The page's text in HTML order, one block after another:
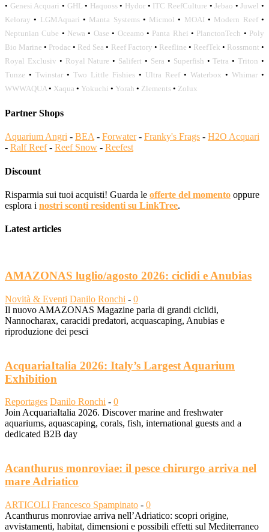
• Genesi Acquari • GHL • Haquoss• Hydor • ITC ReefCulture •Jebao •Juwel •
Keloray • LGMAquari • Manta Systems• Micmol • MOAI • Modern Reef•
Neptunian Cube • Newa • Oase • Oceamo • Panta Rhei • PlanctonTech • Poly
Bio Marine • Prodac • Red Sea • Reef Factory • Reefline • ReefTek • Rossmont •
Royal Exclusiv • Royal Nature • Salifert • Sera • Superfish •Tetra •Triton •
Tunze • Twinstar • Two Little Fishies • Ultra Reef • Waterbox • Whimar •
WWWAQUA • Xaqua • Yokuchi • Yorah • Zlements • Zolux
Partner Shops
Aquarium Angri - BEA- Forwater- Franky's Frags - H2O Acquari
- Ralf Reef- Reef Snow - Reefest
Discount
Risparmia sui tuoi acquisti! Guarda le offerte del momento oppure
esplora i nostri sconti residenti su LinkTree.
Latest articles
AMAZONAS luglio/agosto 2026: ciclidi e Anubias
Novità & Eventi Danilo Ronchi - 0
Il nuovo AMAZONAS Magazine parla di grandi ciclidi,
Nannocharax, caracidi predatori, acquascaping, Anubias e
riproduzione dei pesci
AcquariaItalia 2026: Italy’s Largest Aquarium
Exhibition
Reportages Danilo Ronchi - 0
Join AcquariaItalia 2026. Discover marine and freshwater
aquariums, aquascaping, corals, fish, international guests and a
dedicated B2B day
Acanthurus monroviae: il pesce chirurgo arriva nel
mare Adriatico
ARTICOLI Francesco Spampinato - 0
Acanthurus monroviae arriva nell’Adriatico: scopri origine,
avvistamenti, habitat, dimensioni e possibili effetti sul Mediterraneo